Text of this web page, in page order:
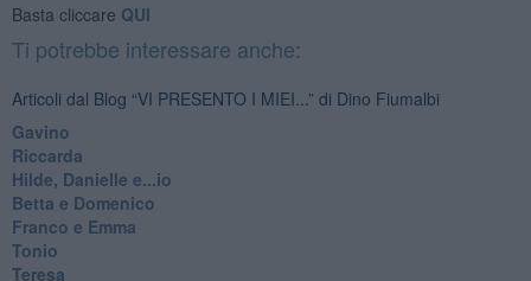
Basta cliccare QUI
Ti potrebbe interessare anche:
Articoli dal Blog “VI PRESENTO I MIEI...” di Dino Fiumalbi
Gavino
Riccarda
Hilde, Danielle e...io
Betta e Domenico
​Franco e Emma
Tonio
Teresa